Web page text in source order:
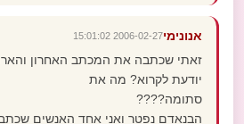
אנונימי2006-02-27 15:01:02
זאתי שכתבה את המכתב האחרון
יודעת לקרוא? מה את
הבנאדם נפטר ואני אחד האנשים